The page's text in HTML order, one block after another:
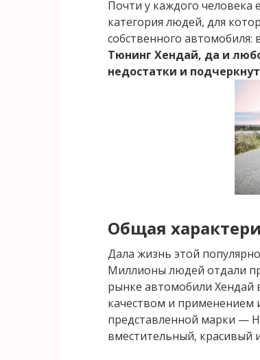
Почти у каждого человека
категория людей, для
собственного автомобиля:
Тюнинг Хендай, да и
недостатки и
Общая
Дала жизнь этой
Миллионы людей отдали
рынке автомобили
качеством и применением
представленной марки —
вместительный, красивый